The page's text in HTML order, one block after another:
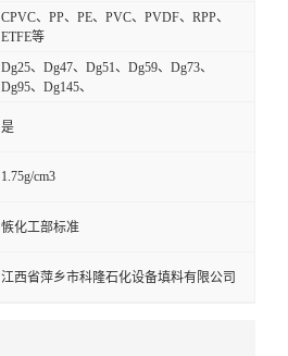
CPVC、PP、PE、PVC、PVDF、RPP、
ETFE等
Dg25、Dg47、Dg51、Dg59、Dg73、
Dg95、Dg145、
是
1.75g/cm3
愱化工部标准
江西省萍乡市科隆石化设备填料有限公司